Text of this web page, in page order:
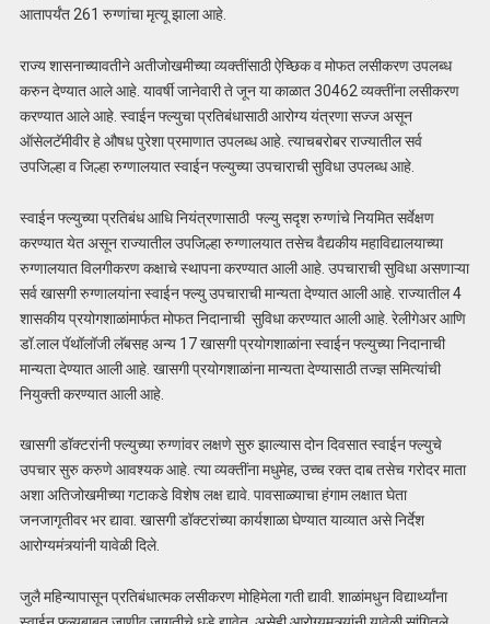
आतापर्यंत 261 रुग्णांचा मृत्यू झाला आहे.
राज्य शासनाच्यावतीने अतीजोखमीच्या व्यक्तींसाठी ऐच्छिक व मोफत लसीकरण उपलब्ध
करुन देण्यात आले आहे. यावर्षी जानेवारी ते जून या काळात 30462 व्यक्तींना लसीकरण
करण्यात आले आहे. स्वाईन फ्ल्युचा प्रतिबंधासाठी आरोग्य यंत्रणा सज्ज असून
ऑसेलटॅमीवीर हे औषध पुरेशा प्रमाणात उपलब्ध आहे. त्याचबरोबर राज्यातील सर्व
उपजिल्हा व जिल्हा रुग्णालयात स्वाईन फ्ल्युच्या उपचाराची सुविधा उपलब्ध आहे.
स्वाईन फ्ल्युच्या प्रतिबंध आधि नियंत्रणासाठी फ्ल्यु सदृश रुग्णांचे नियमित सर्वेक्षण
करण्यात येत असून राज्यातील उपजिल्हा रुग्णालयात तसेच वैद्यकीय महाविद्यालयाच्या
रुग्णालयात विलगीकरण कक्षाचे स्थापना करण्यात आली आहे. उपचाराची सुविधा असणाऱ्या
सर्व खासगी रुग्णालयांना स्वाईन फ्ल्यु उपचाराची मान्यता देण्यात आली आहे. राज्यातील 4
शासकीय प्रयोगशाळांमार्फत मोफत निदानाची सुविधा करण्यात आली आहे. रेलीगेअर आणि
डॉ.लाल पॅथॉलॉजी लॅबसह अन्य 17 खासगी प्रयोगशाळांना स्वाईन फ्ल्युच्या निदानाची
मान्यता देण्यात आली आहे. खासगी प्रयोगशाळांना मान्यता देण्यासाठी तज्ज्ञ समित्यांची
नियुक्ती करण्यात आली आहे.
खासगी डॉक्टरांनी फ्ल्युच्या रुग्णांवर लक्षणे सुरु झाल्यास दोन दिवसात स्वाईन फ्ल्युचे
उपचार सुरु करुणे आवश्यक आहे. त्या व्यक्तींना मधुमेह, उच्च रक्त दाब तसेच गरोदर माता
अशा अतिजोखमीच्या गटाकडे विशेष लक्ष द्यावे. पावसाळ्याचा हंगाम लक्षात घेता
जनजागृतीवर भर द्यावा. खासगी डॉक्टरांच्या कार्यशाळा घेण्यात याव्यात असे निर्देश
आरोग्यमंत्र्यांनी यावेळी दिले.
जुलै महिन्यापासून प्रतिबंधात्मक लसीकरण मोहिमेला गती द्यावी. शाळांमधुन विद्यार्थ्यांना